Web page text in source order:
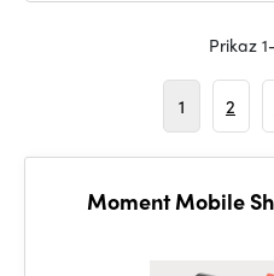
Prikaz
1 2
Moment Mobile